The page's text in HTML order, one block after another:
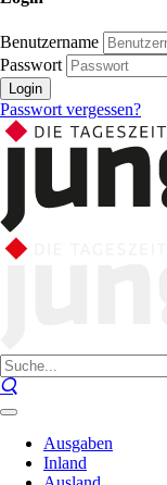
Benutzername
Passwort
Login
Passwort vergessen?
Ausgaben
Inland